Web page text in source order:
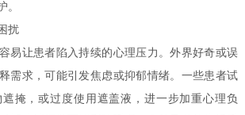
。
扰
让患者陷入持续的心理压力。外界好奇或误
需求，可能引发焦虑或抑郁情绪。一些患者试
掩，或过度使用遮盖液，进一步加重心理负